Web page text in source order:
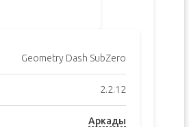
Geometry Dash SubZero
2.2.12
Аркады